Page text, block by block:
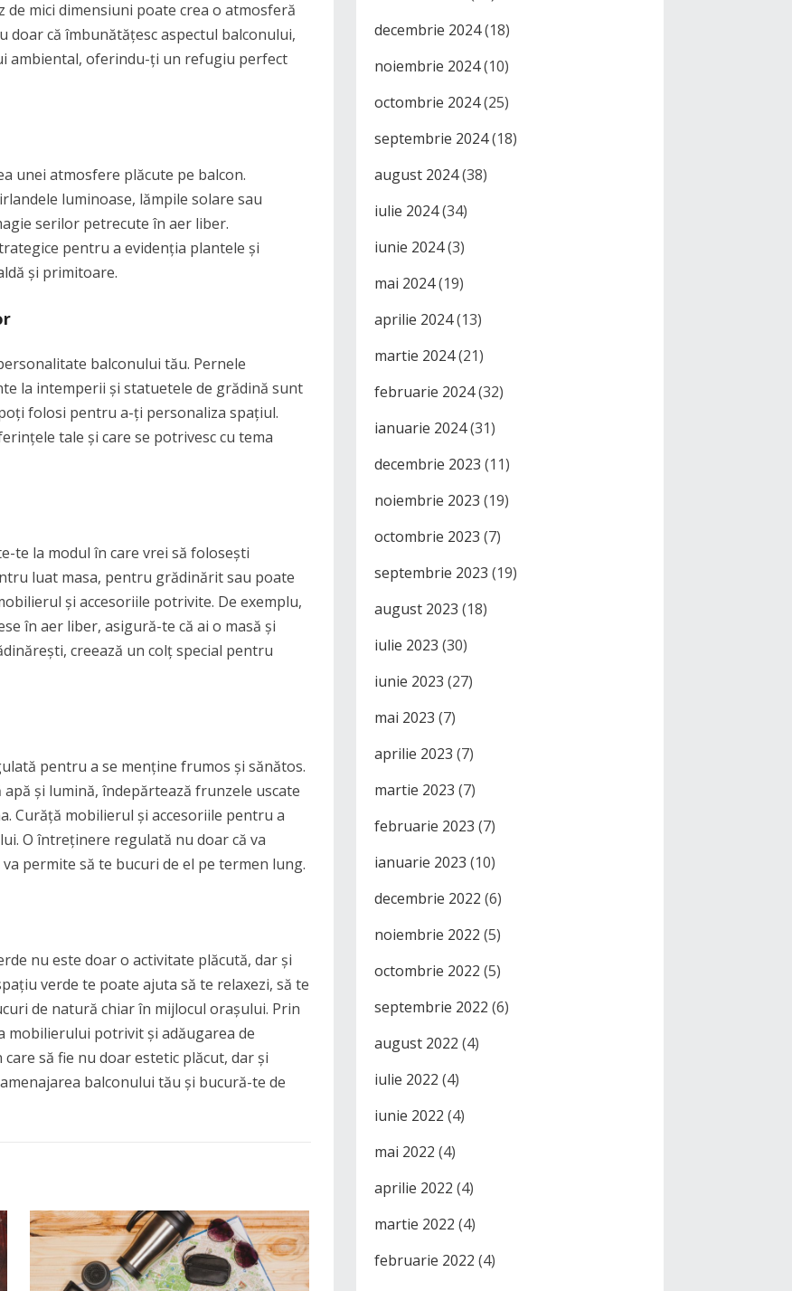
de mici dimensiuni poate crea o atmosferă
doar că îmbunătățesc aspectul balconului,
ambiental, oferindu-ți un refugiu perfect
unei atmosfere plăcute pe balcon.
luminoase, lămpile solare sau
serilor petrecute în aer liber.
pentru a evidenția plantele și
și primitoare.
balconului tău. Pernele
la intemperii și statuetele de grădină sunt
folosi pentru a-ți personaliza spațiul.
tale și care se potrivesc cu tema
te la modul în care vrei să folosești
luat masa, pentru grădinărit sau poate
și accesoriile potrivite. De exemplu,
în aer liber, asigură-te că ai o masă și
creează un colț special pentru
pentru a se menține frumos și sănătos.
și lumină, îndepărtează frunzele uscate
Curăță mobilierul și accesoriile pentru a
O întreținere regulată nu doar că va
permite să te bucuri de el pe termen lung.
nu este doar o activitate plăcută, dar și
verde te poate ajuta să te relaxezi, să te
de natură chiar în mijlocul orașului. Prin
mobilierului potrivit și adăugarea de
să fie nu doar estetic plăcut, dar și
balconului tău și bucură-te de
decembrie 2024(18)
noiembrie 2024(10)
octombrie 2024(25)
septembrie 2024(18)
august 2024(38)
iulie 2024(34)
iunie 2024(3)
mai 2024(19)
aprilie 2024(13)
martie 2024(21)
februarie 2024(32)
ianuarie 2024(31)
decembrie 2023 (11)
noiembrie 2023 (19)
octombrie 2023 (7)
septembrie 2023 (19)
august 2023 (18)
iulie 2023 (30)
iunie 2023 (27)
mai 2023 (7)
aprilie 2023 (7)
martie 2023 (7)
februarie 2023 (7)
ianuarie 2023 (10)
decembrie 2022 (6)
noiembrie 2022 (5)
octombrie 2022 (5)
septembrie 2022 (6)
august 2022 (4)
iulie 2022 (4)
iunie 2022 (4)
mai 2022 (4)
aprilie 2022 (4)
martie 2022 (4)
februarie 2022 (4)